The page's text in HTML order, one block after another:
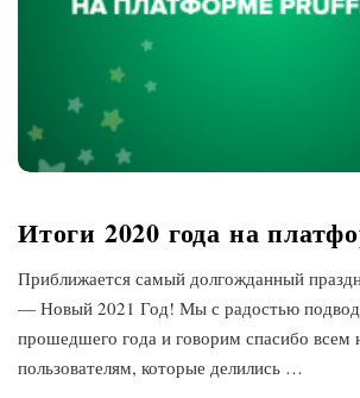
Итоги 2020 года на
Приближается самый долгожданный
— Новый 2021 Год! Мы с радостью
прошедшего года и говорим спасибо
пользователям, которые делились …